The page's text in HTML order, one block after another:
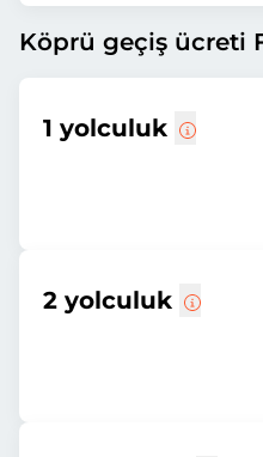
Köprü geçiş ücreti
1 yolculuk
2 yolculuk